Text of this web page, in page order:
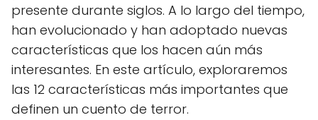
presente durante siglos. A lo largo del tiempo,
han evolucionado y han adoptado nuevas
características que los hacen aún más
interesantes. En este artículo, exploraremos
las 12 características más importantes que
definen un cuento de terror.